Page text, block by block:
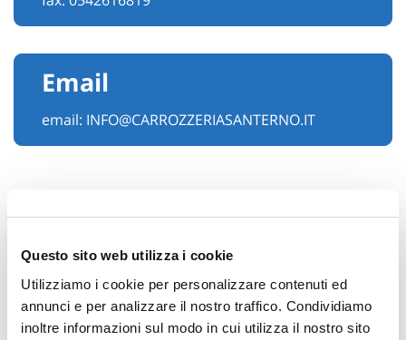
Questo sito web utilizza i cookie
Utilizziamo i cookie per personalizzare contenuti ed
annunci e per analizzare il nostro traffico. Condividiamo
inoltre informazioni sul modo in cui utilizza il nostro sito
Email
email: INFO@CARROZZERIASANTERNO.IT